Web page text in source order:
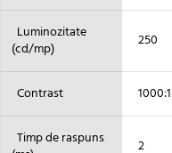
Luminozitate
(cd/mp)
250
Contrast 1000:1
Timp de raspuns
2